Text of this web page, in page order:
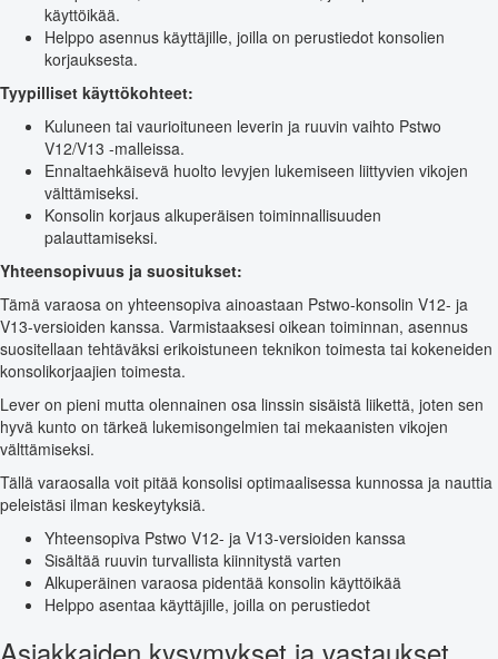
käyttöikää.
Helppo asennus käyttäjille, joilla on perustiedot konsolien
korjauksesta.
Tyypilliset käyttökohteet:
Kuluneen tai vaurioituneen leverin ja ruuvin vaihto Pstwo
V12/V13 -malleissa.
Ennaltaehkäisevä huolto levyjen lukemiseen liittyvien vikojen
välttämiseksi.
Konsolin korjaus alkuperäisen toiminnallisuuden
palauttamiseksi.
Yhteensopivuus ja suositukset:
Tämä varaosa on yhteensopiva ainoastaan Pstwo-konsolin V12- ja
V13-versioiden kanssa. Varmistaaksesi oikean toiminnan, asennus
suositellaan tehtäväksi erikoistuneen teknikon toimesta tai kokeneiden
konsolikorjaajien toimesta.
Lever on pieni mutta olennainen osa linssin sisäistä liikettä, joten sen
hyvä kunto on tärkeä lukemisongelmien tai mekaanisten vikojen
välttämiseksi.
Tällä varaosalla voit pitää konsolisi optimaalisessa kunnossa ja nauttia
peleistäsi ilman keskeytyksiä.
Yhteensopiva Pstwo V12- ja V13-versioiden kanssa
Sisältää ruuvin turvallista kiinnitystä varten
Alkuperäinen varaosa pidentää konsolin käyttöikää
Helppo asentaa käyttäjille, joilla on perustiedot